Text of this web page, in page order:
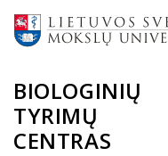
BIOLOGINIŲ
TYRIMŲ
CENTRAS